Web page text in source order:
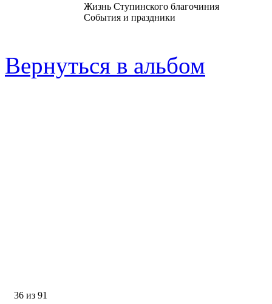
Жизнь Ступинского благочиния
События и праздники
Вернуться в альбом
36 из 91